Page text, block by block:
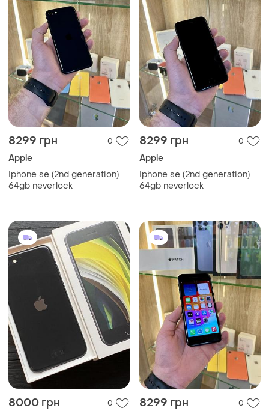
8299 грн 0
Apple
Iphone se (2nd generation)
64gb neverlock
8299 грн 0
Apple
Iphone se (2nd generation)
64gb neverlock
8000 грн 0 8299 грн 0